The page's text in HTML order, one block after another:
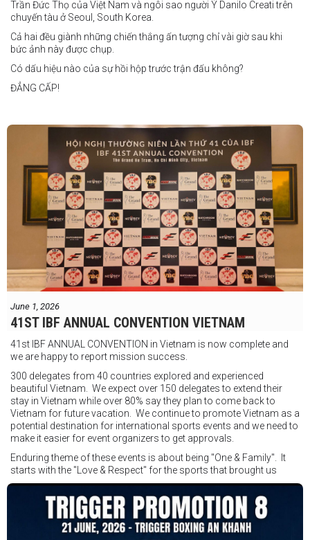
"Tôi biết mình bắt đầu sự nghiệp quyền Anh nhà nghề khá muộn, vì
vậy tôi phải trân trọng và nắm bắt mọi cơ hội đến với mình."
FIGHTS IN THE CITY
Được tổ chức bởi Jamie Myer Productions
Jesse Travers vs Fidelis Laia
Thông tin sự kiện:
Ngày: 18 tháng 7
Địa điểm: Mantra on View, Surfers Paradise, Queensland, Úc
Trần Đức Thọ của Việt Nam và ngôi sao người Ý Danilo Creati trên
chuyến tàu ở Seoul, South Korea.
Cả hai đều giành những chiến thắng ấn tượng chỉ vài giờ sau khi
bức ảnh này được chụp.
Có dấu hiệu nào của sự hồi hộp trước trận đấu không?
ĐẲNG CẤP!
June 1, 2026
41ST IBF ANNUAL CONVENTION VIETNAM
41st IBF ANNUAL CONVENTION in Vietnam is now complete and
we are happy to report mission success.
300 delegates from 40 countries explored and experienced
beautiful Vietnam. We expect over 150 delegates to extend their
stay in Vietnam while over 80% say they plan to come back to
Vietnam for future vacation. We continue to promote Vietnam as a
potential destination for international sports events and we need to
make it easier for event organizers to get approvals.
Enduring theme of these events is about being "One & Family". It
starts with the "Love & Respect" for the sports that brought us
together. To help each other get better, to share experiences, and
remembering that it is all about protecting the safety of the boxers
in and out of the ring. It is not about power over them but rather
power to serve, guide, advice, and respect the path they chose. We
strive to make it a little smoother and safer.